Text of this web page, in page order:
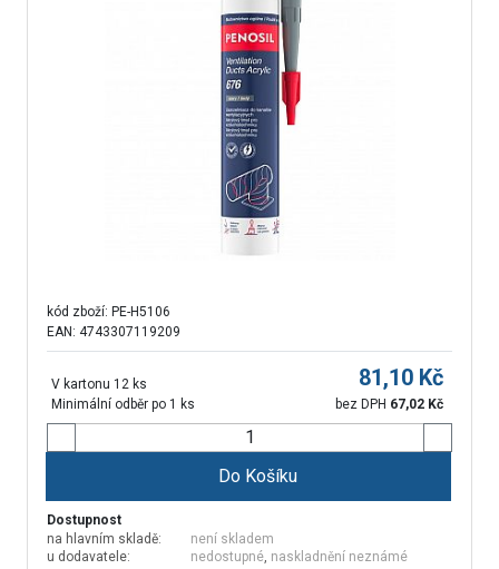
kód zboží: PE-H5106
EAN: 4743307119209
V kartonu 12 ks
Minimální odběr po 1 ks
81,10 Kč
bez DPH 67,02 Kč
Do Košíku
Dostupnost
na hlavním skladě:
není skladem
u dodavatele:
nedostupné, naskladnění neznámé